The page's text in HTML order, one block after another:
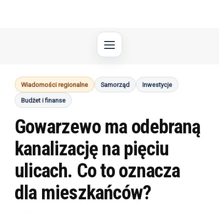
Wiadomości regionalne Samorząd Inwestycje
Budżet i finanse
Gowarzewo ma odebraną
kanalizację na pięciu
ulicach. Co to oznacza
dla mieszkańców?